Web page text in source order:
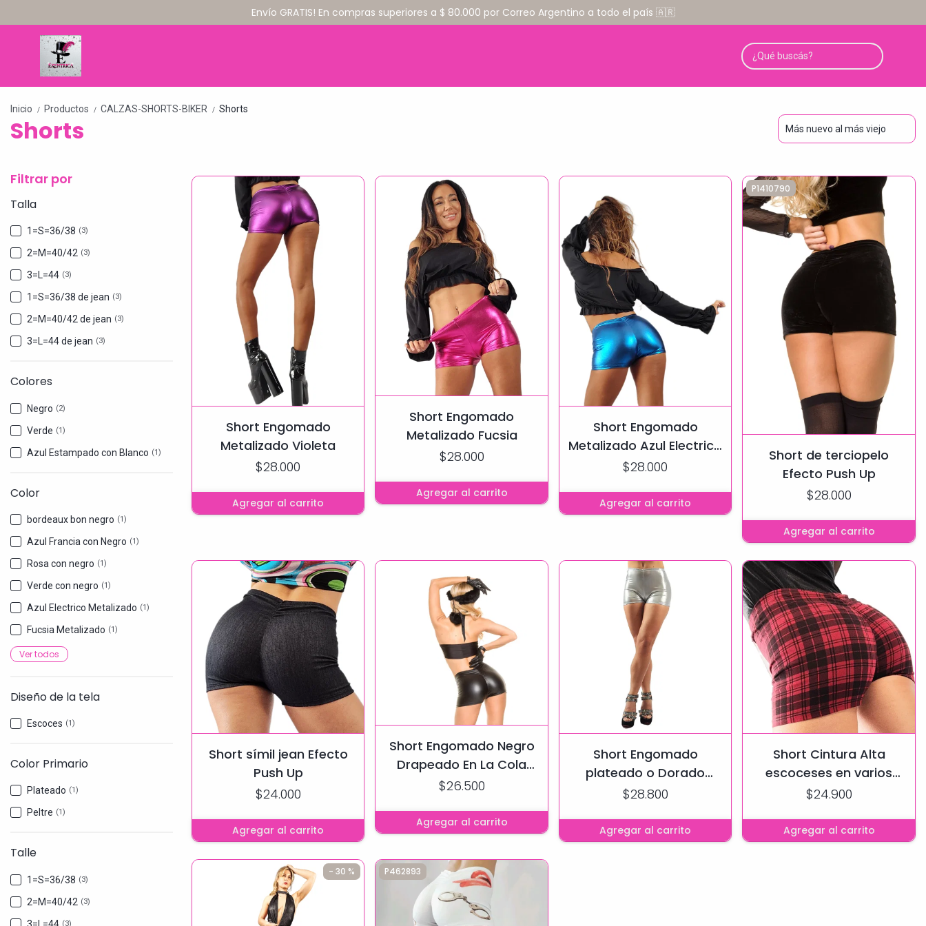
Envío GRATIS! En compras superiores a $ 80.000 por Correo Argentino a todo el país 🇦🇷
Inicio / Productos / CALZAS-SHORTS-BIKER / Shorts
Shorts
Filtrar por
Talla
1=S=36/38 (3)
2=M=40/42 (3)
3=L=44 (3)
1=S=36/38 de jean (3)
2=M=40/42 de jean (3)
3=L=44 de jean (3)
Colores
Negro (2)
Verde (1)
Azul Estampado con Blanco (1)
Color
bordeaux bon negro (1)
Azul Francia con Negro (1)
Rosa con negro (1)
Verde con negro (1)
Azul Electrico Metalizado (1)
Fucsia Metalizado (1)
Ver todos
Diseño de la tela
Escoces (1)
Color Primario
Plateado (1)
Peltre (1)
Talle
1=S=36/38 (3)
2=M=40/42 (3)
3=L=44 (3)
Short Engomado
Metalizado Violeta
$28.000
Agregar al carrito
Short Engomado
Metalizado Fucsia
$28.000
Agregar al carrito
Short Engomado
Metalizado Azul Electrico
Efecto
$28.000
Agregar al carrito
P1410790
Short de terciopelo
Efecto Push Up
$28.000
Agregar al carrito
Short símil jean Efecto
Push Up
$24.000
Agregar al carrito
Short Engomado Negro
Drapeado En La Cola
Efecto Push Up
$26.500
Agregar al carrito
Short Engomado
plateado o Dorado
drapeado-efecto Push
$28.800
Agregar al carrito
Short Cintura Alta
escoceses en varios
colores -Efecto Push Up
$24.900
Agregar al carrito
- 30 % P462893